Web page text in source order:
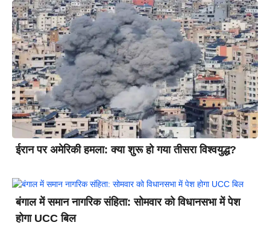
ईरान पर अमेरिकी हमला: क्या शुरू हो गया तीसरा विश्वयुद्ध?
बंगाल में समान नागरिक संहिता: सोमवार को विधानसभा में पेश
होगा UCC बिल